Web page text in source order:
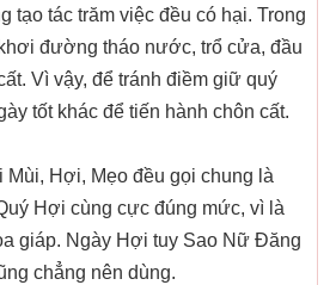
tạo tác trăm việc đều có hại. Trong
đường tháo nước, trổ cửa, đầu
Vì vậy, để tránh điềm giữ quý
tốt khác để tiến hành chôn cất.
Hợi, Mẹo đều gọi chung là
Hợi cùng cực đúng mức, vì là
giáp. Ngày Hợi tuy Sao Nữ Đăng
chẳng nên dùng.